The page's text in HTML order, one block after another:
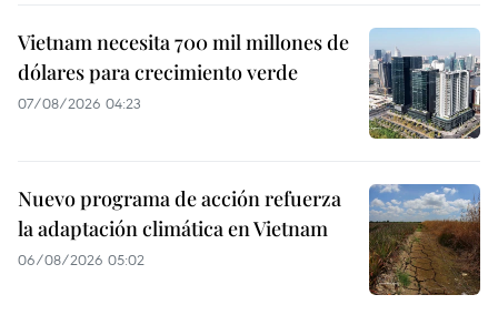
Vietnam necesita 700 mil millones de
dólares para crecimiento verde
07/08/2026 04:23
Nuevo programa de acción refuerza
la adaptación climática en Vietnam
06/08/2026 05:02